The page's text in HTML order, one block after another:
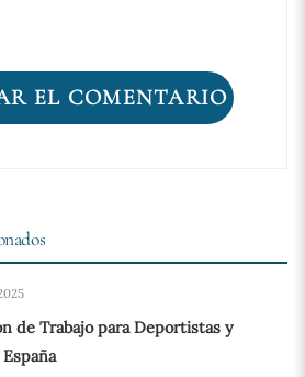
de Trabajo para Deportistas y